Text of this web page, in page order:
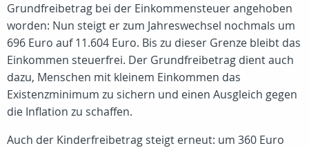
Grundfreibetrag bei der Einkommensteuer angehoben
worden: Nun steigt er zum Jahreswechsel nochmals um
696 Euro auf 11.604 Euro. Bis zu dieser Grenze bleibt das
Einkommen steuerfrei. Der Grundfreibetrag dient auch
dazu, Menschen mit kleinem Einkommen das
Existenzminimum zu sichern und einen Ausgleich gegen
die Inflation zu schaffen.
Auch der Kinderfreibetrag steigt erneut: um 360 Euro